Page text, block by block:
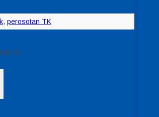
, perosotan TK
ini.